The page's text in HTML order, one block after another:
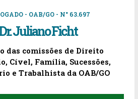
- OAB/GO - N° 63.697
Juliano Ficht
das comissões de Direito
Cível, Família, Sucessões,
e Trabalhista da OAB/GO